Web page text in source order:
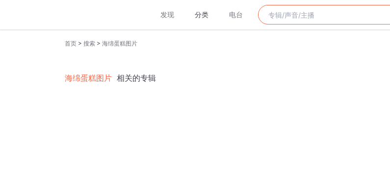
发现 分类 电台
首页 > 搜索 > 海绵蛋糕图片
海绵蛋糕图片 相关的专辑